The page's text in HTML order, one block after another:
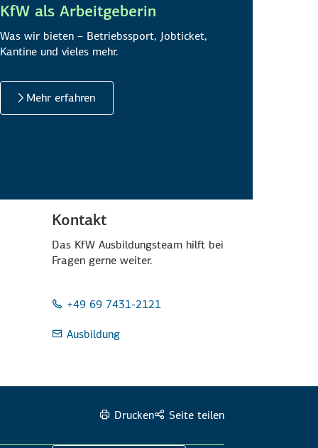
KfW als Arbeitgeberin
Was wir bieten – Betriebssport, Jobticket,
Kantine und vieles mehr.
Mehr erfahren
Kontakt
Das KfW Ausbildungsteam hilft bei
Fragen gerne weiter.
+49 69 7431-2121
Ausbildung
Drucken Seite teilen